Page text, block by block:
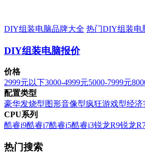
DIY组装电脑品牌大全 热门DIY组装电
DIY组装电脑报价
价格
2999元以下3000-4999元5000-7999元
配置类型
豪华发烧型图形音像型疯狂游戏型经济
CPU系列
酷睿i9酷睿i7酷睿i5酷睿i3锐龙R9锐龙
热门搜索